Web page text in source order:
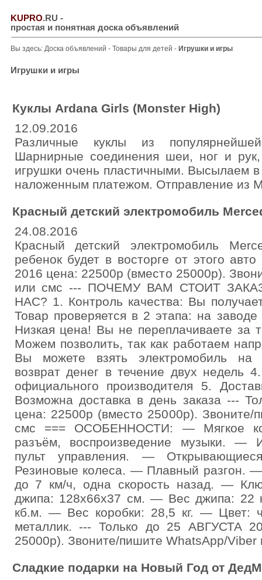
KUPRO.RU -
простая и понятная доска объявлений
Вы здесь: Доска объявлений - Товары для детей - Игрушки и игры
Игрушки и игры
Куклы Ardana Girls (Monster High)
12.09.2016
Различные куклы из
Шарнирные соединения шеи, ног и рук,
игрушки очень пластичными. Высылаем
наложенным платежом. Отправление из
Красный детский электромобиль
24.08.2016
Красный детский электромобиль
ребенок будет в восторге от этого
2016 цена: 22500р (вместо 25000р).
или смс --- ПОЧЕМУ ВАМ СТОИТ
НАС? 1. Контроль качества: Вы
Товар проверяется в 2 этапа: на
Низкая цена! Вы не переплачиваете за
Можем позволить, так как работаем
Вы можете взять электромобиль на
возврат денег в течение двух недель
официального производителя 5.
Возможна доставка в день заказа ---
цена: 22500р (вместо 25000р). Звоните/
смс === ОСОБЕННОСТИ: — Мягкое
разъём, воспроизведение музыки. —
пульт управления. —
Резиновые колеса. — Плавный разгон.
до 7 км/ч, одна скорость назад. —
джипа: 128x66x37 см. — Вес джипа: 22
кб.м. — Вес коробки: 28,5 кг. — Цвет:
металлик. --- Только до 25 АВГУСТА
25000р). Звоните/пишите WhatsApp/Viber
Сладкие подарки на Новый Год от